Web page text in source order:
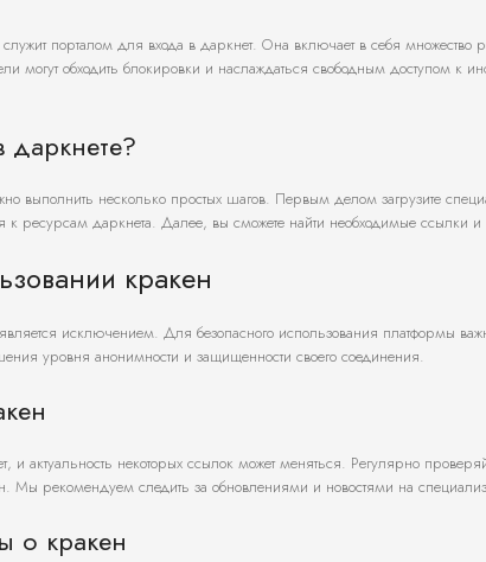
порталом для входа в даркнет. Она включает в себя множество
могут обходить блокировки и наслаждаться свободным доступом к
даркнете?
выполнить несколько простых шагов. Первым делом загрузите
к ресурсам даркнета. Далее, вы сможете найти необходимые ссылки
кракен
исключением. Для безопасного использования платформы
уровня анонимности и защищенности своего соединения.
актуальность некоторых ссылок может меняться. Регулярно
Мы рекомендуем следить за обновлениями и новостями на
о кракен